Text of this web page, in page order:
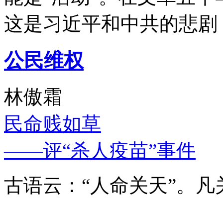
这是习近平和中共的悲
公民维权
林傲霜
民命贱如草
——评“杀人疫苗”事件
古语云：“人命关天”。